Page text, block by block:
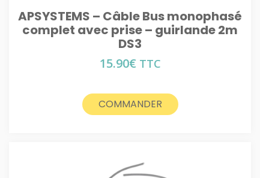
APSYSTEMS – Câble Bus monophasé
complet avec prise – guirlande 2m
DS3
15.90€ TTC
COMMANDER